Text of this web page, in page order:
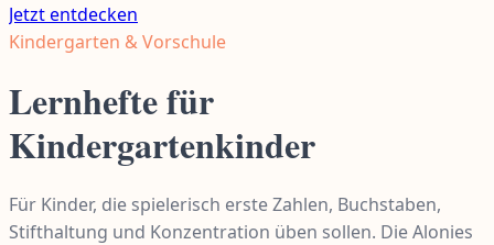
Jetzt entdecken
Kindergarten & Vorschule
Lernhefte für
Kindergartenkinder
Für Kinder, die spielerisch erste Zahlen, Buchstaben,
Stifthaltung und Konzentration üben sollen. Die Alonies